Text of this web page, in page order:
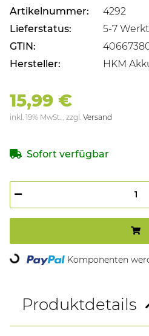
Artikelnummer:
4292
Lieferstatus:
5-7
GTIN:
Hersteller:
HKM
15,99 €
inkl. 19% MwSt. , zzgl. Versand
Sofort verfügbar
Komponenten
Produktdetails